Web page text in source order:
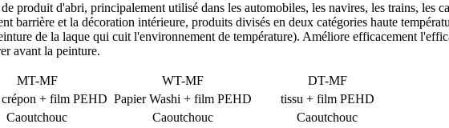
produit d'abri, principalement utilisé dans les automobiles, les navires, les trains, les
barrière et la décoration intérieure, produits divisés en deux catégories haute
de la laque qui cuit l'environnement de température). Améliore efficacement
avant la peinture.
MT-MF WT-MF
DT-MF
crépon + film PEHD Papier Washi + film PEHD
tissu + film PEHD
Caoutchouc Caoutchouc
Caoutchouc